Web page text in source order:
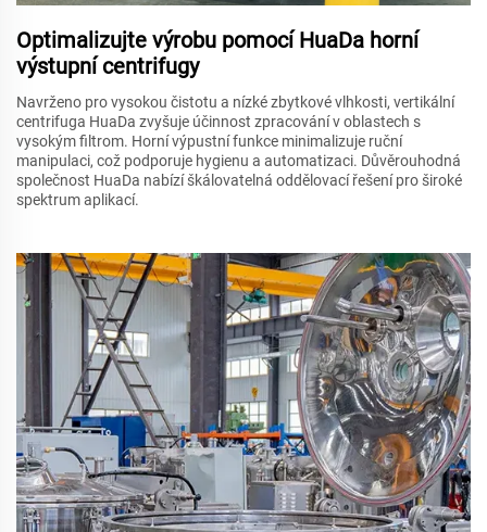
Optimalizujte výrobu pomocí HuaDa horní
výstupní centrifugy
Navrženo pro vysokou čistotu a nízké zbytkové vlhkosti, vertikální
centrifuga HuaDa zvyšuje účinnost zpracování v oblastech s
vysokým filtrom. Horní výpustní funkce minimalizuje ruční
manipulaci, což podporuje hygienu a automatizaci. Důvěrouhodná
společnost HuaDa nabízí škálovatelná oddělovací řešení pro široké
spektrum aplikací.